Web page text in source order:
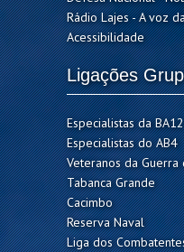
Rádio Lajes - A voz
Acessibilidade
Ligações
Especialistas da BA12
Especialistas do AB4
Veteranos da
Tabanca Grande
Cacimbo
Reserva Naval
Liga dos